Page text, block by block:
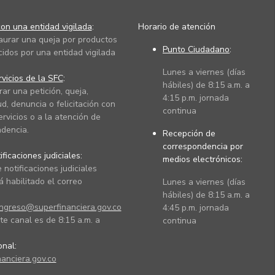
una entidad vigilada:
una queja por productos
por una entidad vigilada
de la SFC:
una petición, queja,
denuncia o felicitación con
o a la atención de
judiciales:
notificaciones judiciales
habilitado el correo
canal es de 8:15 a.m. a
Horario de atención
Punto Ciudadano:
Lunes a viernes (días
hábiles) de 8:15 a.m. a
4:15 p.m. jornada
continua
Recepción de
correspondencia por
medios electrónicos:
Lunes a viernes (días
hábiles) de 8:15 a.m. a
4:45 p.m. jornada
continua